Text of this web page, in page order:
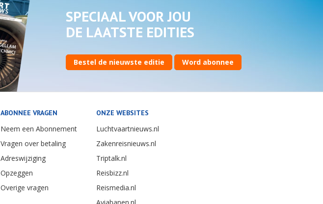
SPECIAAL VOOR JOU
DE LAATSTE EDITIES
Bestel de nieuwste editie Word abonnee
ABONNEE VRAGEN
Neem een Abonnement
Vragen over betaling
Adreswijziging
Opzeggen
Overige vragen
ONZE WEBSITES
Luchtvaartnieuws.nl
Zakenreisnieuws.nl
Triptalk.nl
Reisbizz.nl
Reismedia.nl
Aviabanen.nl